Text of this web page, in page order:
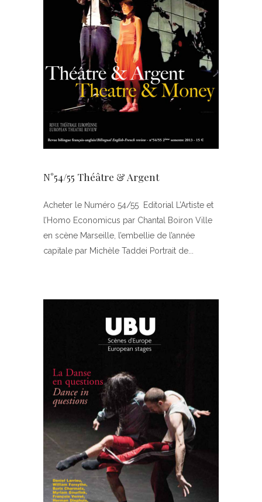
N°54/55 Théâtre & Argent
Acheter le Numéro 54/55 Editorial L’Artiste et
l’Homo Economicus par Chantal Boiron Ville
en scène Marseille, l’embellie de l’année
capitale par Michèle Taddei Portrait de